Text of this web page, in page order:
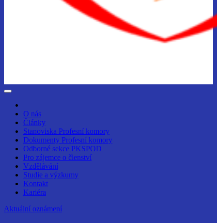
O nás
Články
Stanoviska Profesní komory
Dokumenty Profesní komory
Odborné sekce PKSPOD
Pro zájemce o členství
Vzdělávání
Studie a výzkumy
Kontakt
Kariéra
Aktuální oznámení